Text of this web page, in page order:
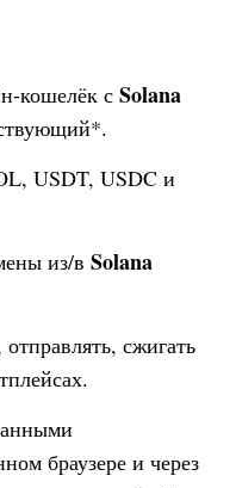
кошелёк с Solana
USDT, USDC и
из/в Solana
сжигать
браузере и через